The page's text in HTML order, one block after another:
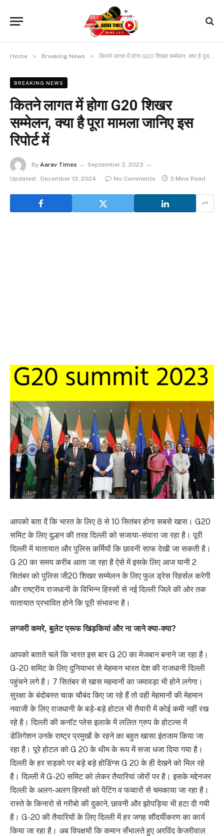
Home » Breaking News » कितने लागत में होगा G20 शिखर सम्मेलन, क्या है पूरा मामला जानिए इस रिपोर्ट में
BREAKING NEWS
कितने लागत में होगा G20 शिखर
सम्मेलन, क्या है पूरा मामला जानिए इस
रिपोर्ट में
By Aarav Times
September 2, 2023
Updated:
December 13, 2024 No Comments 3 Mins Read
आपको बता दें कि भारत के लिए 8 से 10 सितंबर होगा सबसे खास। G20
समिट के लिए दुल्हन की तरह दिल्ली को सजाया-संवारा जा रहा है। पूरी
दिल्ली में यातायात और पुलिस कर्मियों कि छावनी साफ देखी जा सकती है।
G 20 का समय करीब आता जा रहा है ऐसे में इसके लिए आज यानी 2
सितंबर को पुलिस जी20 शिखर सम्मेलन के लिए फुल ड्रेस रिहर्सल करेगी
और राष्ट्रीय राजधानी के विभिन्न हिस्सों से नई दिल्ली जिले की ओर तक
यातायात प्रभावित होने कि पूरी संभावना है।
लग्जरी कमरे‌, बुलेट प्रूफ खिड़कियां और ना जाने क्या-क्या?
आपको बताते चले कि भारत इस बार G 20 का मेजबान बनाने जा रहा है।
G-20 समिट के लिए दुनियाभर से मेहमान भारत देश की राजधानी दिल्ली
पहुंचने लगे है। 7 सितंबर से खास महमानों का जमावड़ा भी होने लगेगा।
सुरक्षा के बंदोबस्त चाक चौबंद किए जा रहे हैं तो वही मेहमानों की मेहमान
नवाजी के लिए राजधानी के बड़े-बड़े होटल भी तैयारी में कोई कमी नहीं रख
रहे है। दिल्ली की कनॉट प्लेस इलाके में ललित ग्रुप के होटल्स में
डेलिगेशन उनके राष्ट्र प्रमुखों के रहने का बहुत खासा इंतजाम किया जा
रहा है। पूरे होटल को G 20 के थीम के रूप में सजा धजा दिया गया है।
दिल्ली के हर सड़को पर बड़े बड़े होडिंग्स G 20 के ही देखने को मिल रहे
है। दिल्ली में G-20 समिट को लेकर तैयारियां जोरों पर है। इसके मद्देनजर
दिल्ली के अलग-अलग हिस्सों को पेंटिंग व फव्वारों से चमकाया जा रहा है।
रास्ते के किनारो से गरीबो की दुकाने, छावनी और झोपड़िया भी हटा दी गयी
है। G-20 की तैयारियों के लिए दिल्ली में हर जगह सौंदर्यीकरण का कार्य
किया जा रहा है। अब विपक्षयों कि कमान सँभालते हुए अरविंद केजरीवाल